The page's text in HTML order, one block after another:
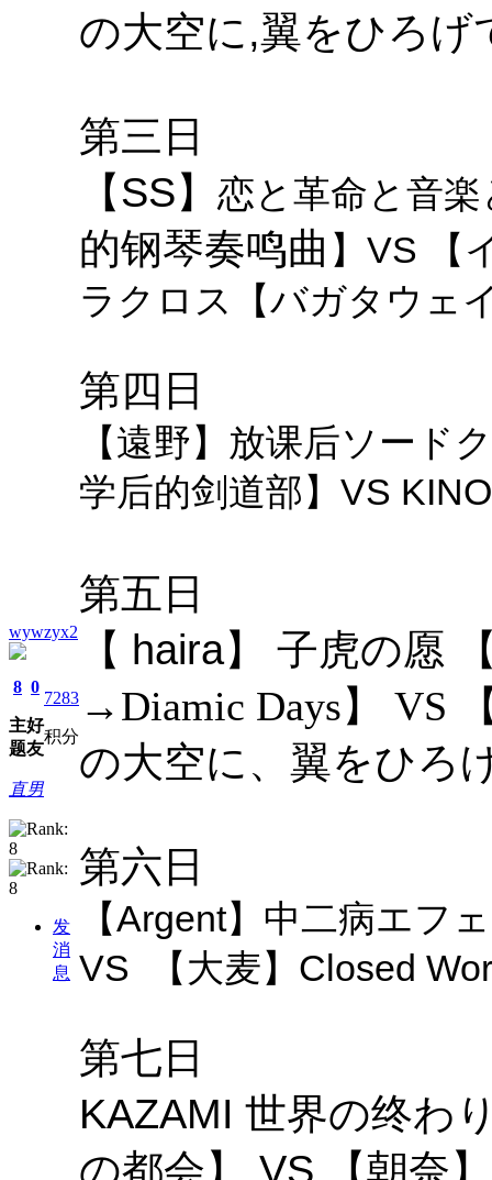
wywzyx2
8
主
题
0
好
友
7283
积分
直男
发
消
息
の大空に,翼をひろげ
第三日
【SS】 恋と革命と音
的钢琴奏鸣曲 】 VS 【
ラクロス【バガタウェ
第四日
【遠野】放课后ソード
学后的剑道部】VS
第五日
【 haira】 子虎の愿
→Diamic Days】 VS
の大空に、翼をひろ
第六日
【Argent】 中二病エフ
VS 【 大麦】 Closed
第七日
KAZAMI 世界の终わ
の都会】 VS 【朝奈】